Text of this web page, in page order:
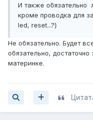
И также обязательно
кроме проводка для
led, reset...?)
Не обязательно. Будет
обязательно, достаточно
материнке.